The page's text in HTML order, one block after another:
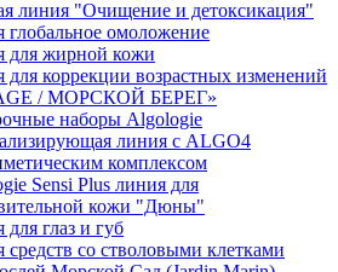
линия "Очищение и детоксикация"
глобальное омоложение
для жирной кожи
для коррекции возрастных изменений
/ МОРСКОЙ БЕРЕГ»
наборы Algologie
линия с ALGO4
комплексом
Sensi Plus линия для
кожи "Дюны"
глаз и губ
со стволовыми клетками